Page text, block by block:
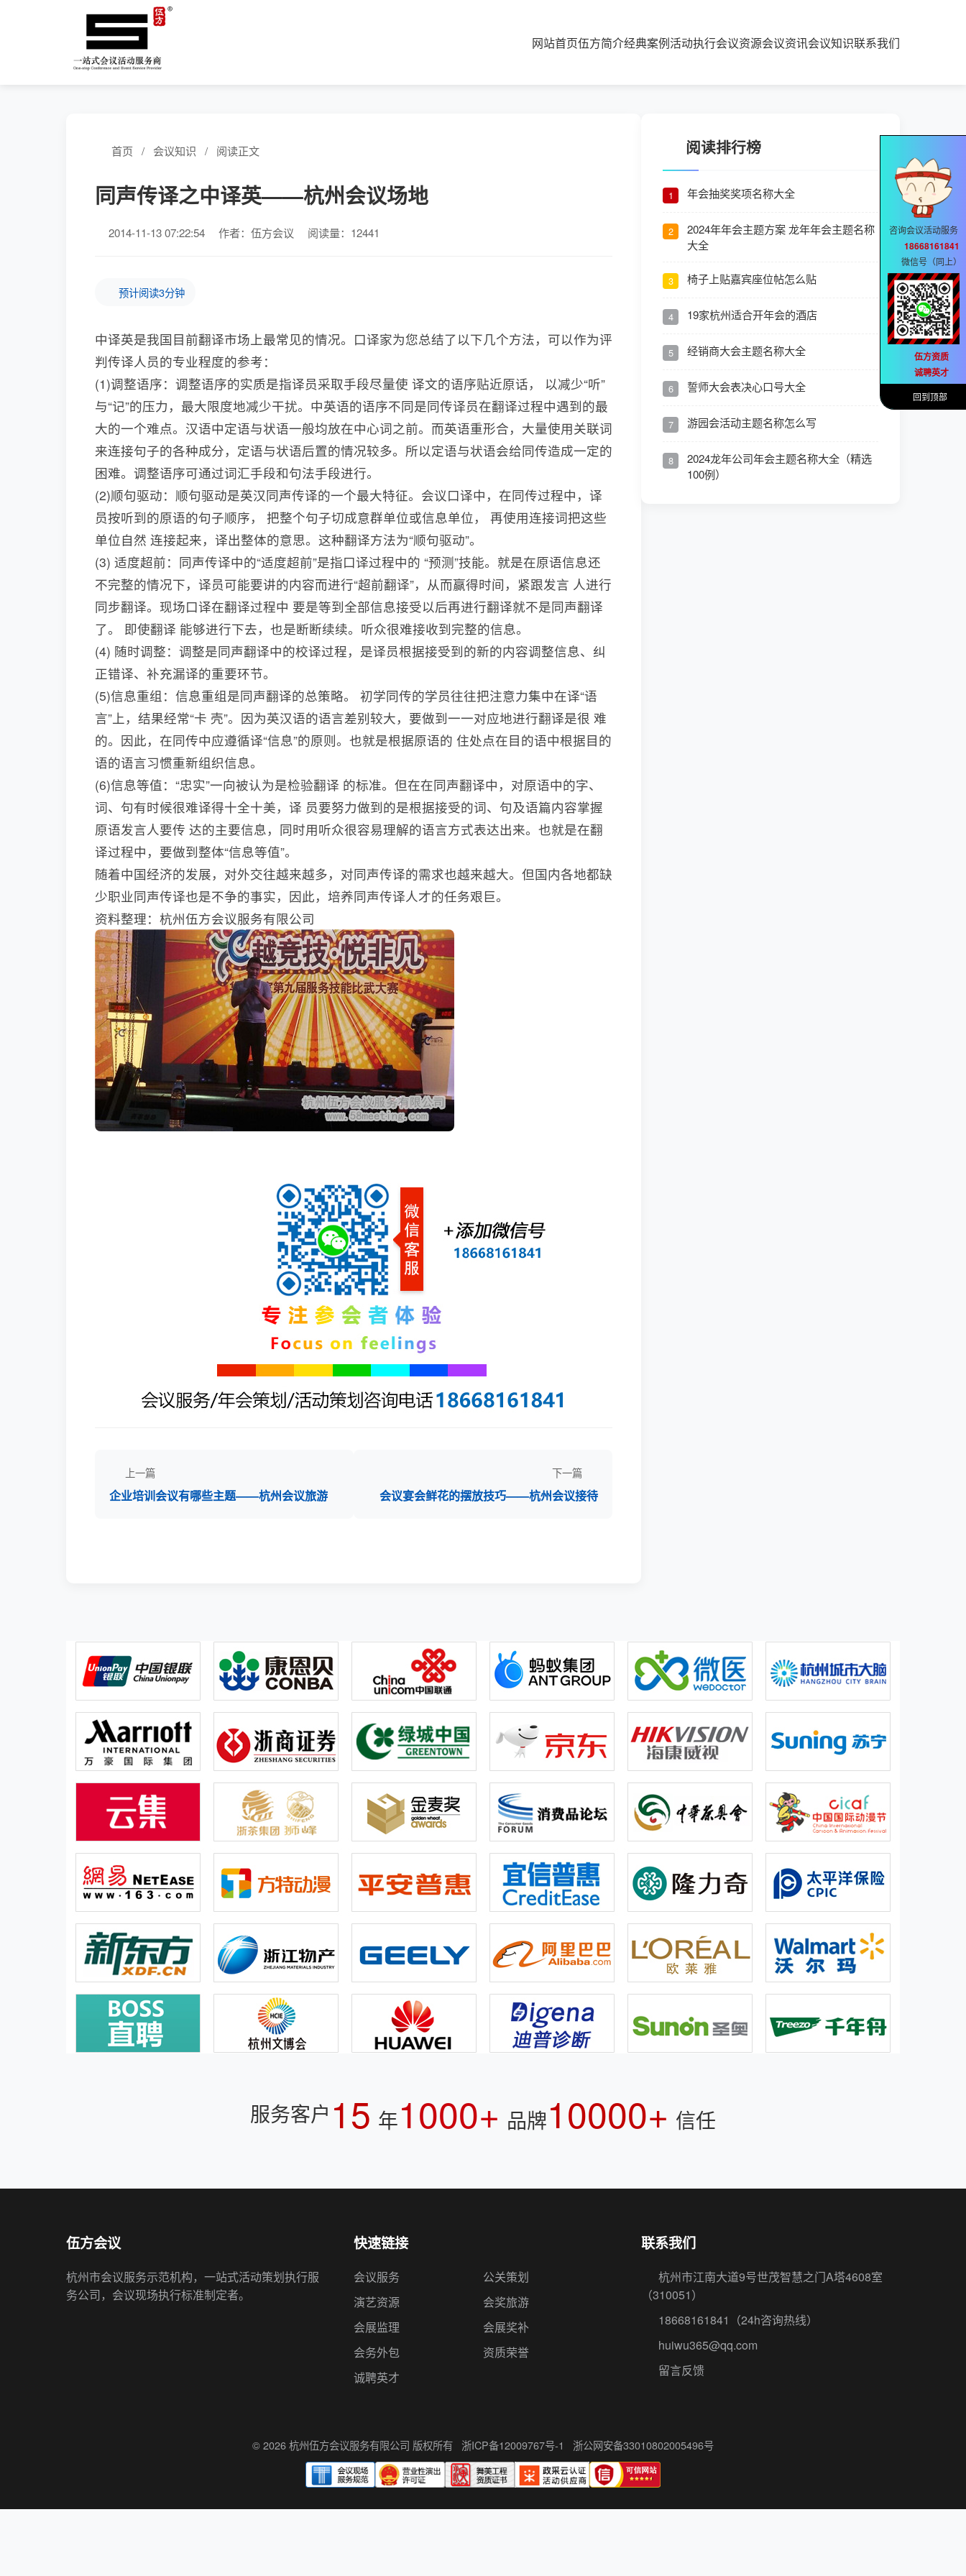
网站首页伍方简介经典案例活动执行会议资源会议资讯会议知识联系我们
首页 / 会议知识 / 阅读正文
同声传译之中译英——杭州会议场地
2014-11-13 07:22:54 作者：伍方会议 阅读量：12441
预计阅读3分钟
中译英是我国目前翻译市场上最常见的情况。口译家为您总结了以下几个方法，可以作为评
判传译人员的专业程度的参考：
(1)调整语序：调整语序的实质是指译员采取手段尽量使 译文的语序贴近原话， 以减少“听”
与“记”的压力，最大限度地减少干扰。中英语的语序不同是同传译员在翻译过程中遇到的最
大的一个难点。汉语中定语与状语一般均放在中心词之前。而英语重形合，大量使用关联词
来连接句子的各种成分，定语与状语后置的情况较多。所以定语与状语会给同传造成一定的
困难。调整语序可通过词汇手段和句法手段进行。
(2)顺句驱动：顺句驱动是英汉同声传译的一个最大特征。会议口译中，在同传过程中，译
员按听到的原语的句子顺序， 把整个句子切成意群单位或信息单位， 再使用连接词把这些
单位自然 连接起来，译出整体的意思。这种翻译方法为“顺句驱动”。
(3) 适度超前：同声传译中的“适度超前”是指口译过程中的 “预测”技能。就是在原语信息还
不完整的情况下，译员可能要讲的内容而进行“超前翻译”，从而赢得时间，紧跟发言 人进行
同步翻译。现场口译在翻译过程中 要是等到全部信息接受以后再进行翻译就不是同声翻译
了。 即使翻译 能够进行下去，也是断断续续。听众很难接收到完整的信息。
(4) 随时调整：调整是同声翻译中的校译过程，是译员根据接受到的新的内容调整信息、纠
正错译、补充漏译的重要环节。
(5)信息重组：信息重组是同声翻译的总策略。 初学同传的学员往往把注意力集中在译“语
言”上，结果经常“卡 壳”。因为英汉语的语言差别较大，要做到一一对应地进行翻译是很 难
的。因此，在同传中应遵循译“信息”的原则。也就是根据原语的 住处点在目的语中根据目的
语的语言习惯重新组织信息。
(6)信息等值：“忠实”一向被认为是检验翻译 的标准。但在在同声翻译中，对原语中的字、
词、句有时候很难译得十全十美，译 员要努力做到的是根据接受的词、句及语篇内容掌握
原语发言人要传 达的主要信息，同时用听众很容易理解的语言方式表达出来。也就是在翻
译过程中，要做到整体“信息等值”。
随着中国经济的发展，对外交往越来越多，对同声传译的需求也越来越大。但国内各地都缺
少职业同声传译也是不争的事实，因此，培养同声传译人才的任务艰巨。
资料整理：杭州伍方会议服务有限公司
上一篇
企业培训会议有哪些主题——杭州会议旅游
下一篇
会议宴会鲜花的摆放技巧——杭州会议接待
阅读排行榜
1 年会抽奖奖项名称大全
2
2024年年会主题方案 龙年年会主题名称
大全
3 椅子上贴嘉宾座位帖怎么贴
4 19家杭州适合开年会的酒店
5 经销商大会主题名称大全
6 誓师大会表决心口号大全
7 游园会活动主题名称怎么写
8
2024龙年公司年会主题名称大全（精选
100例）
服务客户 15 年1000+ 品牌10000+ 信任
伍方会议
杭州市会议服务示范机构，一站式活动策划执行服
务公司，会议现场执行标准制定者。
快速链接
会议服务
公关策划
演艺资源
会奖旅游
会展监理
会展奖补
会务外包
资质荣誉
诚聘英才
联系我们
杭州市江南大道9号世茂智慧之门A塔4608室
（310051）
18668161841
（24h咨询热线）
huiwu365@qq.com
留言反馈
© 2026 杭州伍方会议服务有限公司 版权所有 浙ICP备12009767号-1 浙公网安备33010802005496号
咨询会议活动服务
18668161841
微信号（同上）
伍方资质
诚聘英才
回到顶部